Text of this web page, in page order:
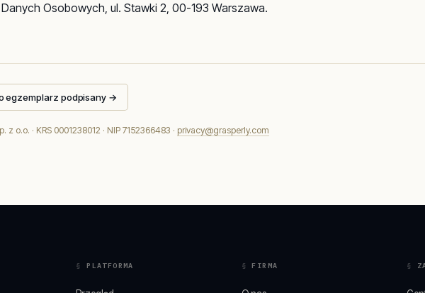
Osobowych, ul. Stawki 2, 00-193 Warszawa.
egzemplarz podpisany →
z o.o. · KRS 0001238012 · NIP 7152366483 · privacy@grasperly.com
PLATFORMA FIRMA